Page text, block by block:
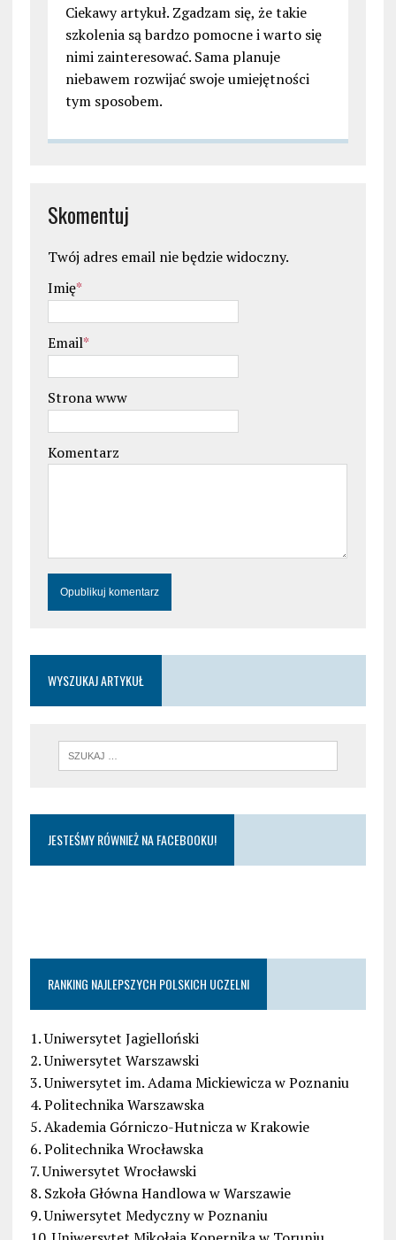
Ciekawy artykuł. Zgadzam się, że takie
szkolenia są bardzo pomocne i warto się
nimi zainteresować. Sama planuje
niebawem rozwijać swoje umiejętności
tym sposobem.
Skomentuj
Twój adres email nie będzie widoczny.
Imię*
Email*
Strona www
Komentarz
WYSZUKAJ ARTYKUŁ
JESTEŚMY RÓWNIEŻ NA FACEBOOKU!
RANKING NAJLEPSZYCH POLSKICH UCZELNI
1. Uniwersytet Jagielloński
2. Uniwersytet Warszawski
3. Uniwersytet im. Adama Mickiewicza w Poznaniu
4. Politechnika Warszawska
5. Akademia Górniczo-Hutnicza w Krakowie
6. Politechnika Wrocławska
7. Uniwersytet Wrocławski
8. Szkoła Główna Handlowa w Warszawie
9. Uniwersytet Medyczny w Poznaniu